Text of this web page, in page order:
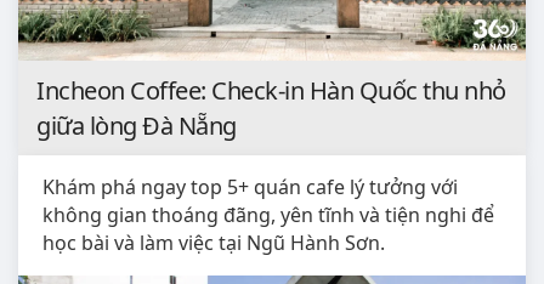
Incheon Coffee: Check-in Hàn Quốc thu nhỏ
giữa lòng Đà Nẵng
Khám phá ngay top 5+ quán cafe lý tưởng với
không gian thoáng đãng, yên tĩnh và tiện nghi để
học bài và làm việc tại Ngũ Hành Sơn.